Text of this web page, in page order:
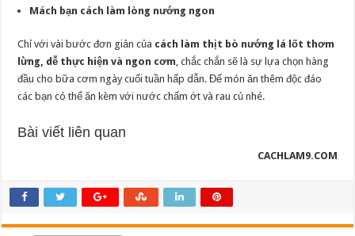
Mách bạn cách làm lòng nướng ngon
Chỉ với vài bước đơn giản của cách làm thịt bò nướng lá lốt thơm
lừng, dễ thực hiện và ngon cơm, chắc chắn sẽ là sự lựa chọn hàng
đầu cho bữa cơm ngày cuối tuần hấp dẫn. Để món ăn thêm độc đáo
các bạn có thể ăn kèm với nước chấm ớt và rau củ nhé.
Bài viết liên quan
CACHLAM9.COM